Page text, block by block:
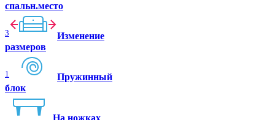
спальн.место
3
Изменение
размеров
1
Пружинный
блок